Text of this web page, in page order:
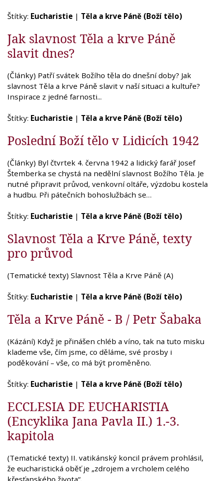
Štítky: Eucharistie | Těla a krve Páně (Boží tělo)
Jak slavnost Těla a krve Páně
slavit dnes?
(Články) Patří svátek Božího těla do dnešní doby? Jak
slavnost Těla a krve Páně slavit v naší situaci a kultuře?
Inspirace z jedné farnosti...
Štítky: Eucharistie | Těla a krve Páně (Boží tělo)
Poslední Boží tělo v Lidicích 1942
(Články) Byl čtvrtek 4. června 1942 a lidický farář Josef
Štemberka se chystá na nedělní slavnost Božího Těla. Je
nutné připravit průvod, venkovní oltáře, výzdobu kostela
a hudbu. Při pátečních bohoslužbách se…
Štítky: Eucharistie | Těla a krve Páně (Boží tělo)
Slavnost Těla a Krve Páně, texty
pro průvod
(Tematické texty) Slavnost Těla a Krve Páně (A)
Štítky: Eucharistie | Těla a krve Páně (Boží tělo)
Těla a Krve Páně - B / Petr Šabaka
(Kázání) Když je přinášen chléb a víno, tak na tuto misku
klademe vše, čím jsme, co děláme, své prosby i
poděkování – vše, co má být proměněno.
Štítky: Eucharistie | Těla a krve Páně (Boží tělo)
ECCLESIA DE EUCHARISTIA
(Encyklika Jana Pavla II.) 1.-3.
kapitola
(Tematické texty) II. vatikánský koncil právem prohlásil,
že eucharistická oběť je „zdrojem a vrcholem celého